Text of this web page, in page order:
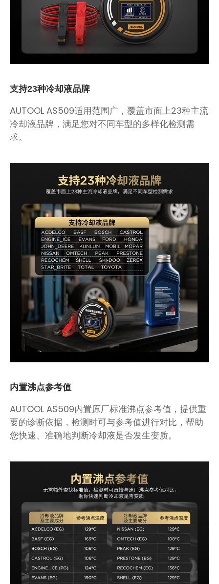
支持23种冷却液品牌
AUTOOL AS509适用范围广，覆盖市面上23种主流
冷却液品牌，满足您对不同车型的多样化检测需
求。
内置沸点参考值
AUTOOL AS509内置原厂标准沸点参考值，提供重
要的诊断依据，检测时可与参考值进行对比，帮助
您快速、准确地判断冷却液是否发生变质。